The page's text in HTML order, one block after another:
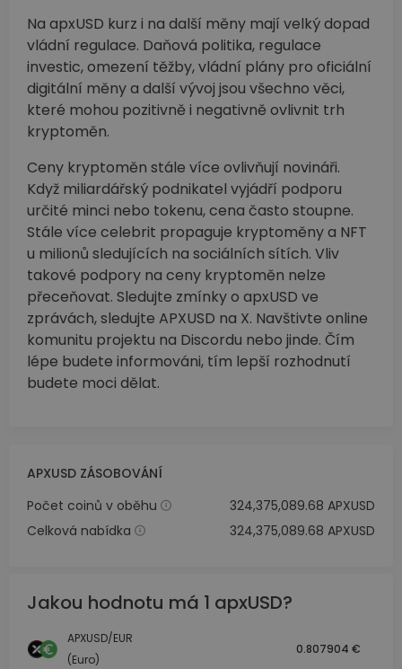
Na apxUSD kurz i na další měny mají velký dopad
vládní regulace. Daňová politika, regulace
investic, omezení těžby, vládní plány pro oficiální
digitální měny a další vývoj jsou všechno věci,
které mohou pozitivně i negativně ovlivnit trh
kryptoměn.
Ceny kryptoměn stále více ovlivňují novináři.
Když miliardářský podnikatel vyjádří podporu
určité minci nebo tokenu, cena často stoupne.
Stále více celebrit propaguje kryptoměny a NFT
u milionů sledujících na sociálních sítích. Vliv
takové podpory na ceny kryptoměn nelze
přeceňovat. Sledujte zmínky o apxUSD ve
zprávách, sledujte APXUSD na X. Navštivte online
komunitu projektu na Discordu nebo jinde. Čím
lépe budete informováni, tím lepší rozhodnutí
budete moci dělat.
APXUSD ZÁSOBOVÁNÍ
Počet coinů v oběhu
324,375,089.68 APXUSD
Celková nabídka
324,375,089.68 APXUSD
Jakou hodnotu má 1 apxUSD?
APXUSD/EUR
(Euro)
0.807904 €